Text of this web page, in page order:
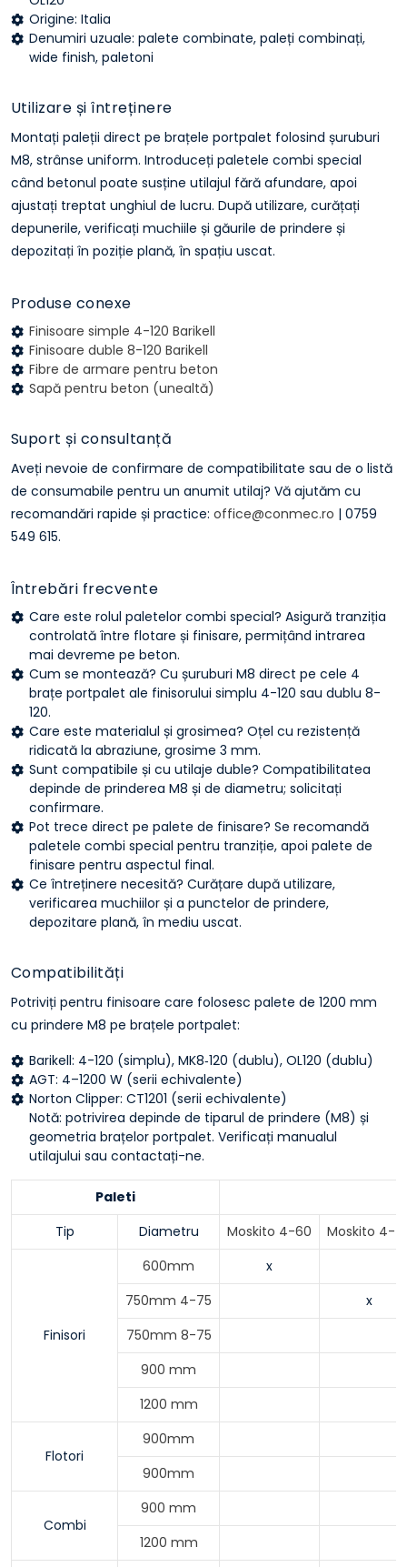
Origine: Italia
Denumiri uzuale: palete combinate, paleți combinați,
wide finish, paletoni
Utilizare și întreținere
Montați paleții direct pe brațele portpalet folosind șuruburi
M8, strânse uniform. Introduceți paletele combi special
când betonul poate susține utilajul fără afundare, apoi
ajustați treptat unghiul de lucru. După utilizare, curățați
depunerile, verificați muchiile și găurile de prindere și
depozitați în poziție plană, în spațiu uscat.
Produse conexe
Finisoare simple 4-120 Barikell
Finisoare duble 8-120 Barikell
Fibre de armare pentru beton
Sapă pentru beton (unealtă)
Suport și consultanță
Aveți nevoie de confirmare de compatibilitate sau de o listă
de consumabile pentru un anumit utilaj? Vă ajutăm cu
recomandări rapide și practice: office@conmec.ro | 0759
549 615.
Întrebări frecvente
Care este rolul paletelor combi special? Asigură tranziția
controlată între flotare și finisare, permițând intrarea
mai devreme pe beton.
Cum se montează? Cu șuruburi M8 direct pe cele 4
brațe portpalet ale finisorului simplu 4-120 sau dublu 8-
120.
Care este materialul și grosimea? Oțel cu rezistență
ridicată la abraziune, grosime 3 mm.
Sunt compatibile și cu utilaje duble? Compatibilitatea
depinde de prinderea M8 și de diametru; solicitați
confirmare.
Pot trece direct pe palete de finisare? Se recomandă
paletele combi special pentru tranziție, apoi palete de
finisare pentru aspectul final.
Ce întreținere necesită? Curățare după utilizare,
verificarea muchiilor și a punctelor de prindere,
depozitare plană, în mediu uscat.
Compatibilități
Potriviți pentru finisoare care folosesc palete de 1200 mm
cu prindere M8 pe brațele portpalet:
Barikell: 4-120 (simplu), MK8‑120 (dublu), OL120 (dublu)
AGT: 4–1200 W (serii echivalente)
Norton Clipper: CT1201 (serii echivalente)
Notă: potrivirea depinde de tiparul de prindere (M8) și
geometria brațelor portpalet. Verificați manualul
utilajului sau contactați-ne.
Paleti
Tip
Diametru Moskito 4-60 Moskito 4-
Finisori
600mm
x
750mm 4-75
x
750mm 8-75
900 mm
1200 mm
Flotori
900mm
900mm
Combi
900 mm
1200 mm